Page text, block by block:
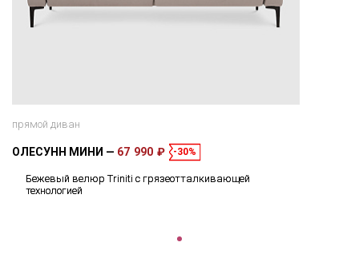
прямой диван
ОЛЕСУНН МИНИ 67 990 ₽ -30%
Бежевый велюр Triniti с грязеотталкивающей
технологией